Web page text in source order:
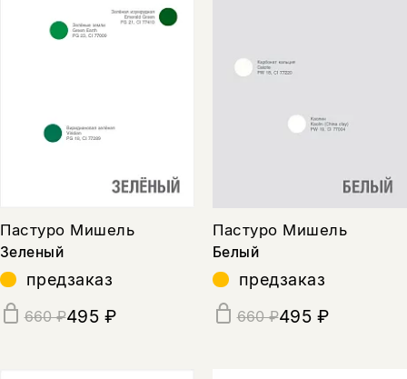
Пастуро Мишель
Зеленый
предзаказ
660 ₽495 ₽
Пастуро Мишель
Белый
предзаказ
660 ₽495 ₽